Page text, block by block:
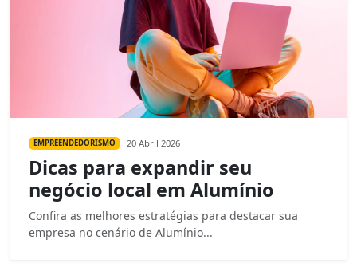
EMPREENDEDORISMO 20 Abril 2026
Dicas para expandir seu
negócio local em Alumínio
Confira as melhores estratégias para destacar sua
empresa no cenário de Alumínio...